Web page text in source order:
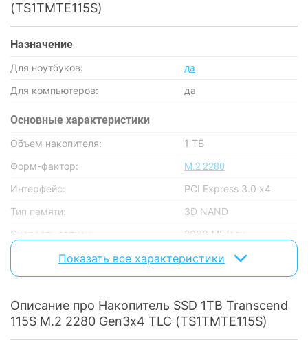
(TS1TMTE115S)
Назначение
Для ноутбуков: да
Для компьютеров: да
Основные характеристики
Объем накопителя:
1 ТБ
Форм-фактор:
M.2 2280
Интерфейс:
PCI Express 3.0 x4
Тип памяти:
3D NAND
Скорость записи:
2000 МБ/сек
Скорость чтения:
3200 МБ/сек
Время наработки на отказ:
2 млн часов
Особенности
Показать все характеристики
Описание про Накопитель SSD 1TB Transcend
115S M.2 2280 Gen3x4 TLC (TS1TMTE115S)